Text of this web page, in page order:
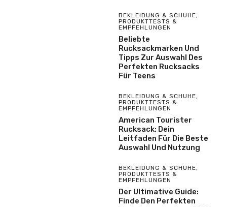
BEKLEIDUNG & SCHUHE,
PRODUKTTESTS &
EMPFEHLUNGEN
Beliebte
Rucksackmarken Und
Tipps Zur Auswahl Des
Perfekten Rucksacks
Für Teens
BEKLEIDUNG & SCHUHE,
PRODUKTTESTS &
EMPFEHLUNGEN
American Tourister
Rucksack: Dein
Leitfaden Für Die Beste
Auswahl Und Nutzung
BEKLEIDUNG & SCHUHE,
PRODUKTTESTS &
EMPFEHLUNGEN
Der Ultimative Guide:
Finde Den Perfekten